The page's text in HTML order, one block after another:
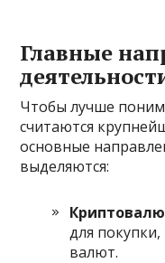
Главные
Чтобы лучше
считаются
основные
выделяются:
для
валют.